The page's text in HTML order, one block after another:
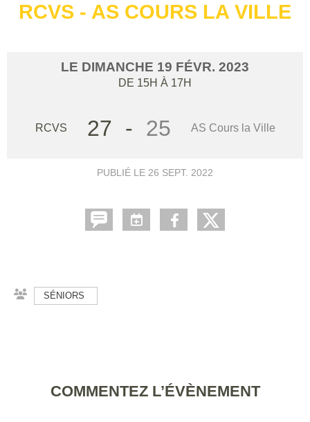
RCVS - AS COURS LA VILLE
LE DIMANCHE 19 FÉVR. 2023
DE 15H À 17H
RCVS 27 - 25 AS Cours la Ville
PUBLIÉ LE 26 SEPT. 2022
SÉNIORS
COMMENTEZ L’ÉVÈNEMENT